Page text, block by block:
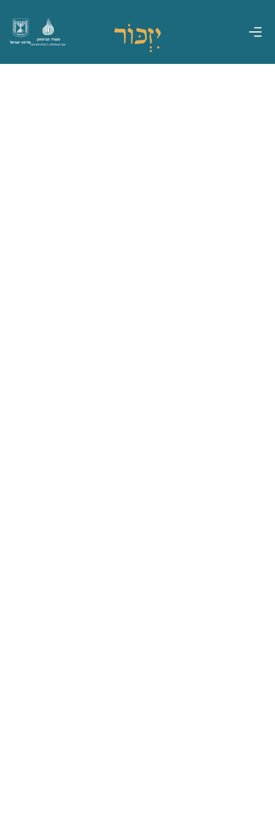
מדינת ישראל
משרד הביטחון
אגף משפחות, הנצחה ומורשת